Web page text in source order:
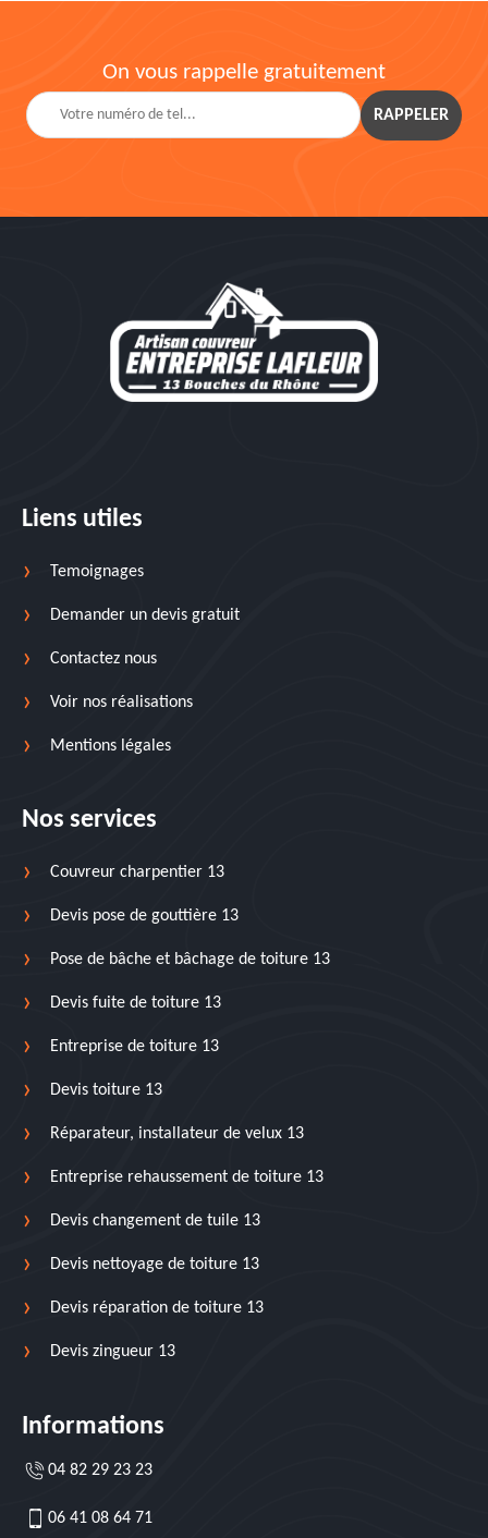
On vous rappelle gratuitement
Liens utiles
Temoignages
Demander un devis gratuit
Contactez nous
Voir nos réalisations
Mentions légales
Nos services
Couvreur charpentier 13
Devis pose de gouttière 13
Pose de bâche et bâchage de toiture 13
Devis fuite de toiture 13
Entreprise de toiture 13
Devis toiture 13
Réparateur, installateur de velux 13
Entreprise rehaussement de toiture 13
Devis changement de tuile 13
Devis nettoyage de toiture 13
Devis réparation de toiture 13
Devis zingueur 13
Informations
04 82 29 23 23
06 41 08 64 71